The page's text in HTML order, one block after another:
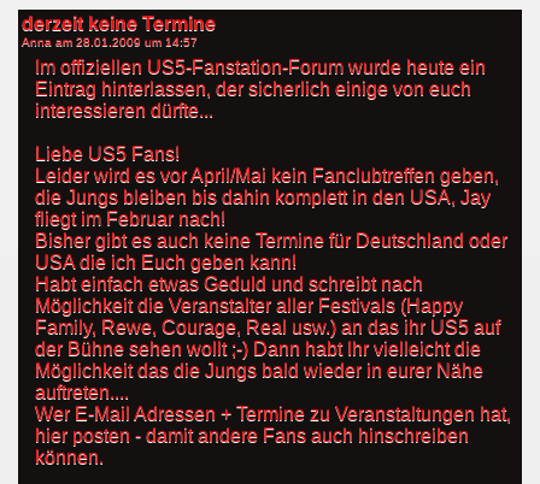
derzeit keine Termine
Anna am 28.01.2009 um 14:57
Im offiziellen US5-Fanstation-Forum wurde heute ein
Eintrag hinterlassen, der sicherlich einige von euch
interessieren dürfte...
Liebe US5 Fans!
Leider wird es vor April/Mai kein Fanclubtreffen geben,
die Jungs bleiben bis dahin komplett in den USA, Jay
fliegt im Februar nach!
Bisher gibt es auch keine Termine für Deutschland oder
USA die ich Euch geben kann!
Habt einfach etwas Geduld und schreibt nach
Möglichkeit die Veranstalter aller Festivals (Happy
Family, Rewe, Courage, Real usw.) an das ihr US5 auf
der Bühne sehen wollt ;-) Dann habt Ihr vielleicht die
Möglichkeit das die Jungs bald wieder in eurer Nähe
auftreten....
Wer E-Mail Adressen + Termine zu Veranstaltungen hat,
hier posten - damit andere Fans auch hinschreiben
können.